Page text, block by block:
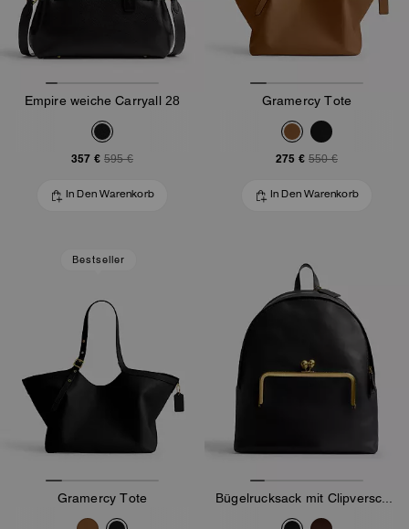
Empire weiche Carryall 28
357 € 595 €
In Den Warenkorb
Gramercy Tote
275 € 550 €
In Den Warenkorb
Bestseller
Gramercy Tote